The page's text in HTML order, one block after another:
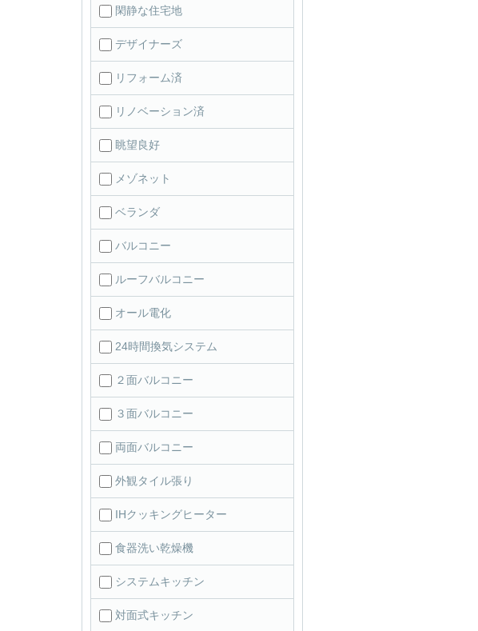
閑静な住宅地
デザイナーズ
リフォーム済
リノベーション済
眺望良好
メゾネット
ベランダ
バルコニー
ルーフバルコニー
オール電化
24時間換気システム
２面バルコニー
３面バルコニー
両面バルコニー
外観タイル張り
IHクッキングヒーター
食器洗い乾燥機
システムキッチン
対面式キッチン